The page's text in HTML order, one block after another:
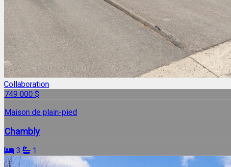
Collaboration
749 000 $
Maison de plain-pied
Chambly
3 1